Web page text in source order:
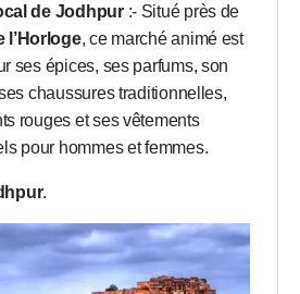
de Jodhpur:- Situé près de
l’Horloge, ce marché animé est
ses épices, ses parfums, son
chaussures traditionnelles,
rouges et ses vêtements
pour hommes et femmes.
.